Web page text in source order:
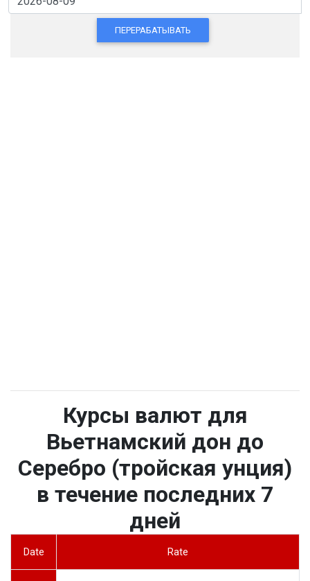
ПЕРЕРАБАТЫВАТЬ
Курсы валют для
Вьетнамский дон до
Серебро (тройская унция)
в течение последних 7
дней
Date Rate